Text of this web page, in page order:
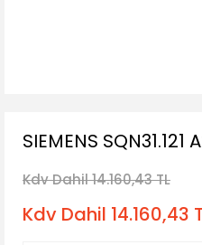
SIEMENS SQN31.121
Kdv Dahil 14.160,43 TL
Kdv Dahil 14.160,43